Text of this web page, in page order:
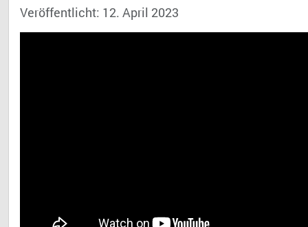
Veröffentlicht: 12. April 2023